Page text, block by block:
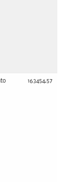
163454,57